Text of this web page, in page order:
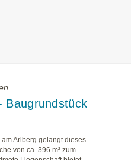
Baugrundstück
Arlberg gelangt dieses
von ca. 396 m² zum